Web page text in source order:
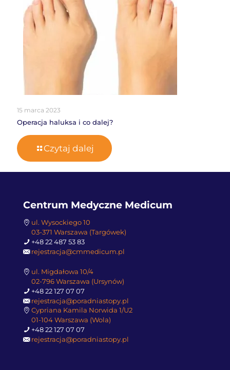
15 marca 2023
Operacja haluksa i co dalej?
Czytaj dalej
Centrum Medyczne Medicum
ul. Wysockiego 10
03-371 Warszawa (Targówek)
+48 22 487 53 83
rejestracja@cmmedicum.pl
ul. Migdałowa 10/4
02-796 Warszawa (Ursynów)
+48 22 127 07 07
rejestracja@poradniastopy.pl
Cypriana Kamila Norwida 1/U2
01-104 Warszawa (Wola)
+48 22 127 07 07
rejestracja@poradniastopy.pl